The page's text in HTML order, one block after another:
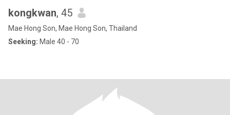
kongkwan, 45
Mae Hong Son, Mae Hong Son, Thailand
Seeking: Male 40 - 70